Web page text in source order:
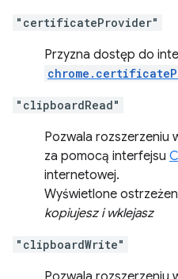
"certificateProvider"
Przyzna dostęp do
"clipboardRead"
Pozwala rozszerzeniu
za pomocą interfejsu
internetowej.
Wyświetlone
kopiujesz i wklejasz
"clipboardWrite"